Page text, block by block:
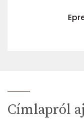
Címlapról